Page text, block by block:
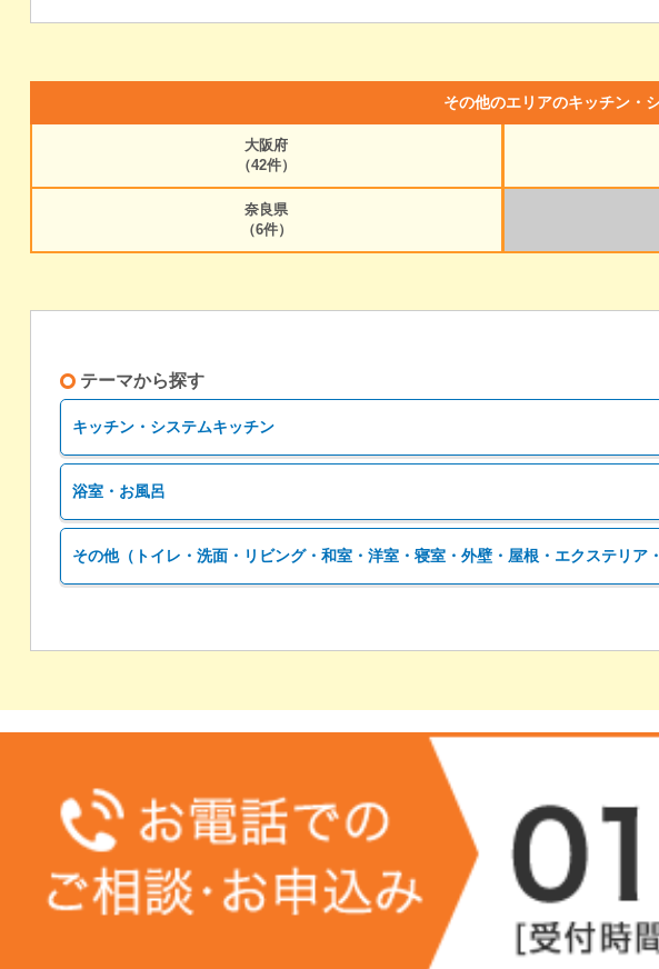
その他のエリアのキッチン・
大阪府
（42件）
奈良県
（6件）
テーマから探す
キッチン・システムキッチン
浴室・お風呂
その他（トイレ・洗面・リビング・和室・洋室・寝室・外壁・屋根・エクステリア